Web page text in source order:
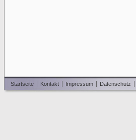
Startseite Kontakt Impressum Datenschutz